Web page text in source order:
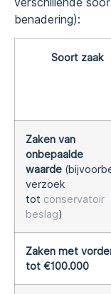
benadering):
Soort zaak
Zaken van
onbepaalde
waarde
verzoek
tot conservatoir
beslag)
Zaken met
tot €100.000